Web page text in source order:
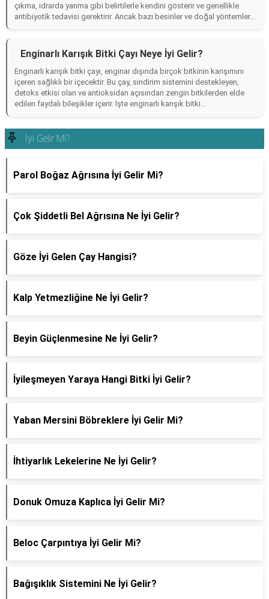
çıkma, idrarda yanma gibi belirtilerle kendini gösterir ve genellikle
antibiyotik tedavisi gerektirir. Ancak bazı besinler ve doğal yöntemler...
Enginarlı Karışık Bitki Çayı Neye İyi Gelir?
Enginarlı karışık bitki çayı, enginar dışında birçok bitkinin karışımını
içeren sağlıklı bir içecektir. Bu çay, sindirim sistemini destekleyen,
detoks etkisi olan ve antioksidan açısından zengin bitkilerden elde
edilen faydalı bileşikler içerir. İşte enginarlı karışık bitki...
İyi Gelir Mi?
Parol Boğaz Ağrısına İyi Gelir Mi?
Çok Şiddetli Bel Ağrısına Ne İyi Gelir?
Göze İyi Gelen Çay Hangisi?
Kalp Yetmezliğine Ne İyi Gelir?
Beyin Güçlenmesine Ne İyi Gelir?
İyileşmeyen Yaraya Hangi Bitki İyi Gelir?
Yaban Mersini Böbreklere İyi Gelir Mi?
İhtiyarlık Lekelerine Ne İyi Gelir?
Donuk Omuza Kaplıca İyi Gelir Mi?
Beloc Çarpıntıya İyi Gelir Mi?
Bağışıklık Sistemini Ne İyi Gelir?